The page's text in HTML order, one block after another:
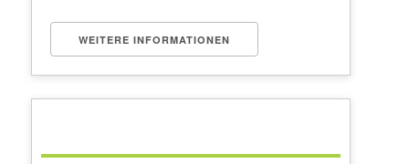
WEITERE INFORMATIONEN